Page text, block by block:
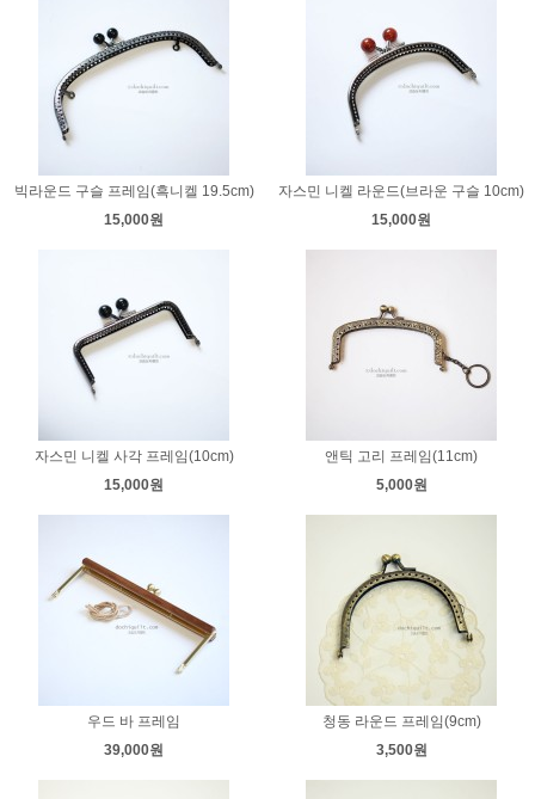
빅라운드 구슬 프레임(흑니켈 19.5cm)
15,000원
자스민 니켈 라운드(브라운 구슬 10cm)
15,000원
자스민 니켈 사각 프레임(10cm)
15,000원
앤틱 고리 프레임(11cm)
5,000원
우드 바 프레임
39,000원
청동 라운드 프레임(9cm)
3,500원